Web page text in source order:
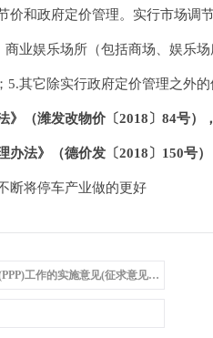
政府定价管理。实行市场调
业娱乐场所（包括商场、娱乐
其它除实行政府定价管理之外的
（潍发改物价〔2018〕84号）
法》（德价发〔2018〕150号）
将停车产业做的更好
工作的实施意见(征求意见稿)》